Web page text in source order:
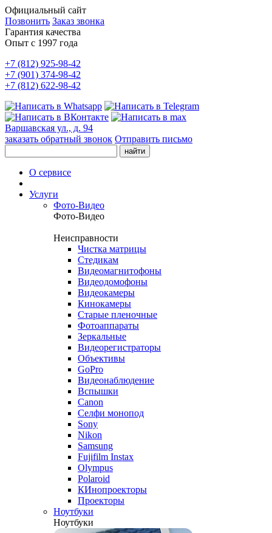
Официальный сайт
Позвонить Заказ звонка
Гарантия качества
Опыт с 1997 года
+7 (812) 925-98-42
+7 (901) 374-98-42
+7 (812) 622-98-42
Варшавская ул., д. 94
заказать обратный звонок Отправить письмо
О сервисе
Услуги
Фото-Видео
Фото-Видео
Неисправности
Чистка матрицы
Стедикам
Видеомагнитофоны
Видеодомофоны
Видеокамеры
Кинокамеры
Старые пленочные
Фотоаппараты
Зеркальные
Видеорегистраторы
Объективы
GoPro
Видеонаблюдение
Вспышки
Canon
Селфи монопод
Sony
Nikon
Samsung
Fujifilm Instax
Olympus
Polaroid
КИнопроекторы
Проекторы
Ноутбуки
Ноутбуки